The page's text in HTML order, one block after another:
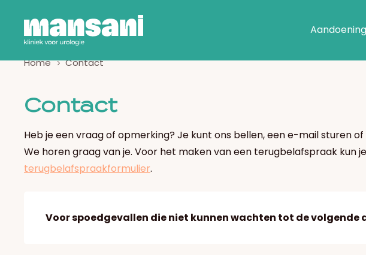
Home Contact
Contact
Heb je een vraag of opmerking? Je kunt ons bellen, een e-mail sturen
We horen graag van je. Voor het maken van een terugbelafspraak kun
terugbelafspraakformulier.
Voor spoedgevallen die niet kunnen wachten tot de volgende